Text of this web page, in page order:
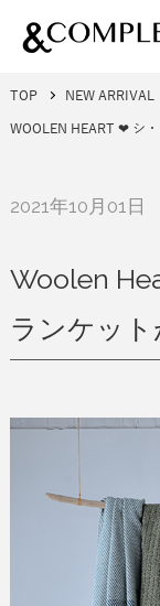
TOP NEW ARRIVAL
WOOLEN HEART ❤︎ シ
2021年10月01日
Woolen
ランケット